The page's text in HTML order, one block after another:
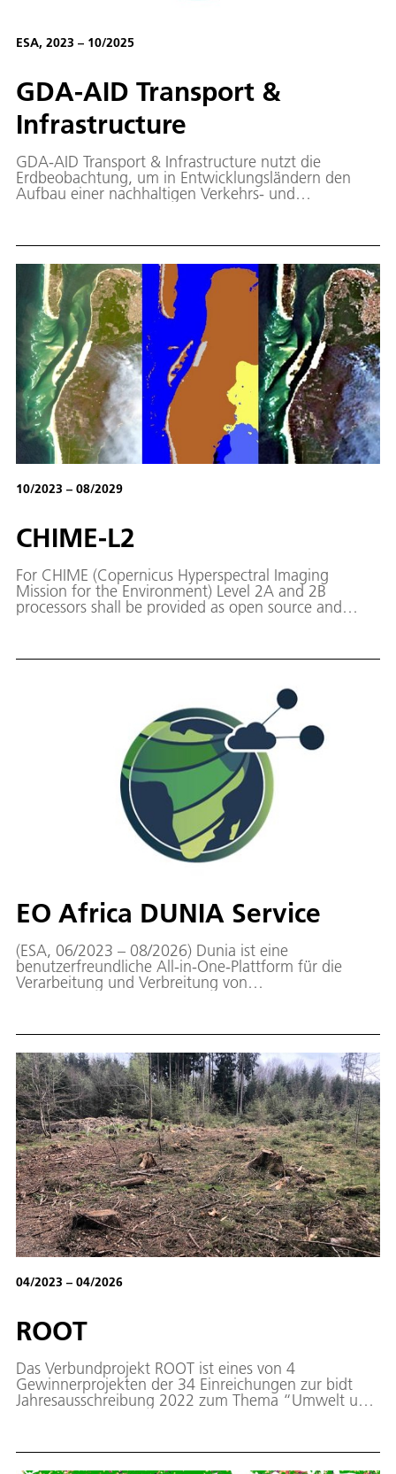
ESA, 2023 – 10/2025
GDA-AID Transport &
Infrastructure
GDA-AID Transport & Infrastructure nutzt die
Erdbeobachtung, um in Entwicklungsländern den
Aufbau einer nachhaltigen Verkehrs- und
10/2023 – 08/2029
CHIME-L2
For CHIME (Copernicus Hyperspectral Imaging
Mission for the Environment) Level 2A and 2B
processors shall be provided as open source and
Level 2A in ESA’s operational processing
EO Africa DUNIA Service
(ESA, 06/2023 – 08/2026) Dunia ist eine
benutzerfreundliche All-in-One-Plattform für die
Verarbeitung und Verbreitung von
04/2023 – 04/2026
ROOT
Das Verbundprojekt ROOT ist eines von 4
Gewinnerprojekten der 34 Einreichungen zur bidt
Jahresausschreibung 2022 zum Thema “Umwelt und